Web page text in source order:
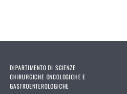
DIPARTIMENTO DI SCIENZE
CHIRURGICHE ONCOLOGICHE E
GASTROENTEROLOGICHE